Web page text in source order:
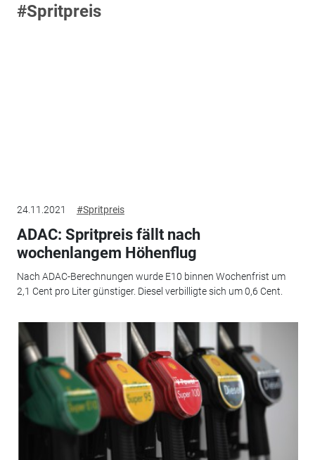
#Spritpreis
24.11.2021 #Spritpreis
ADAC: Spritpreis fällt nach
wochenlangem Höhenflug
Nach ADAC-Berechnungen wurde E10 binnen Wochenfrist um
2,1 Cent pro Liter günstiger. Diesel verbilligte sich um 0,6 Cent.